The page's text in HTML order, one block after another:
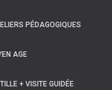
PÉDAGOGIQUES
AGE
+ VISITE GUIDÉE